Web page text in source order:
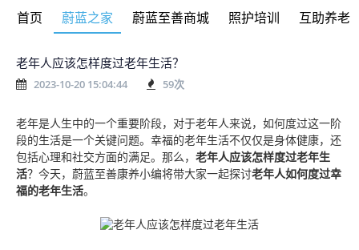
首页 蔚蓝之家 蔚蓝至善商城 照护培训 互助养老
老年人应该怎样度过老年生活？
2023-10-20 15:04:44 59次
老年是人生中的一个重要阶段，对于老年人来说，如何度过这一阶
段的生活是一个关键问题。幸福的老年生活不仅仅是身体健康，还
包括心理和社交方面的满足。 那么， 老年人应该怎样度过老年生
活？ 今天，蔚蓝至善康养小编将带大家一起探讨老年人如何度过幸
福的老年生活。